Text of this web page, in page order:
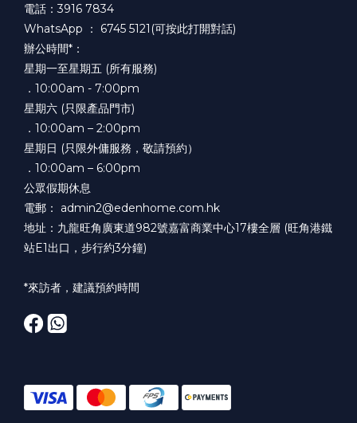
電話：3916 7834
WhatsApp ： 6745 5121(可按此打開對話)
辦公時間*：
星期一至星期五 (所有服務)
．10:00am - 7:00pm
星期六 (只限產品門市)
．10:00am – 2:00pm
星期日 (只限外傭服務，敬請預約）
．10:00am – 6:00pm
公眾假期休息
電郵： admin2@edenhome.com.hk
地址：九龍旺角廣東道982號嘉富商業中心17樓全層 (旺角港鐵
站E1出口，步行約3分鐘)
*來訪者，建議預約時間